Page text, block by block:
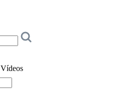
Vídeos